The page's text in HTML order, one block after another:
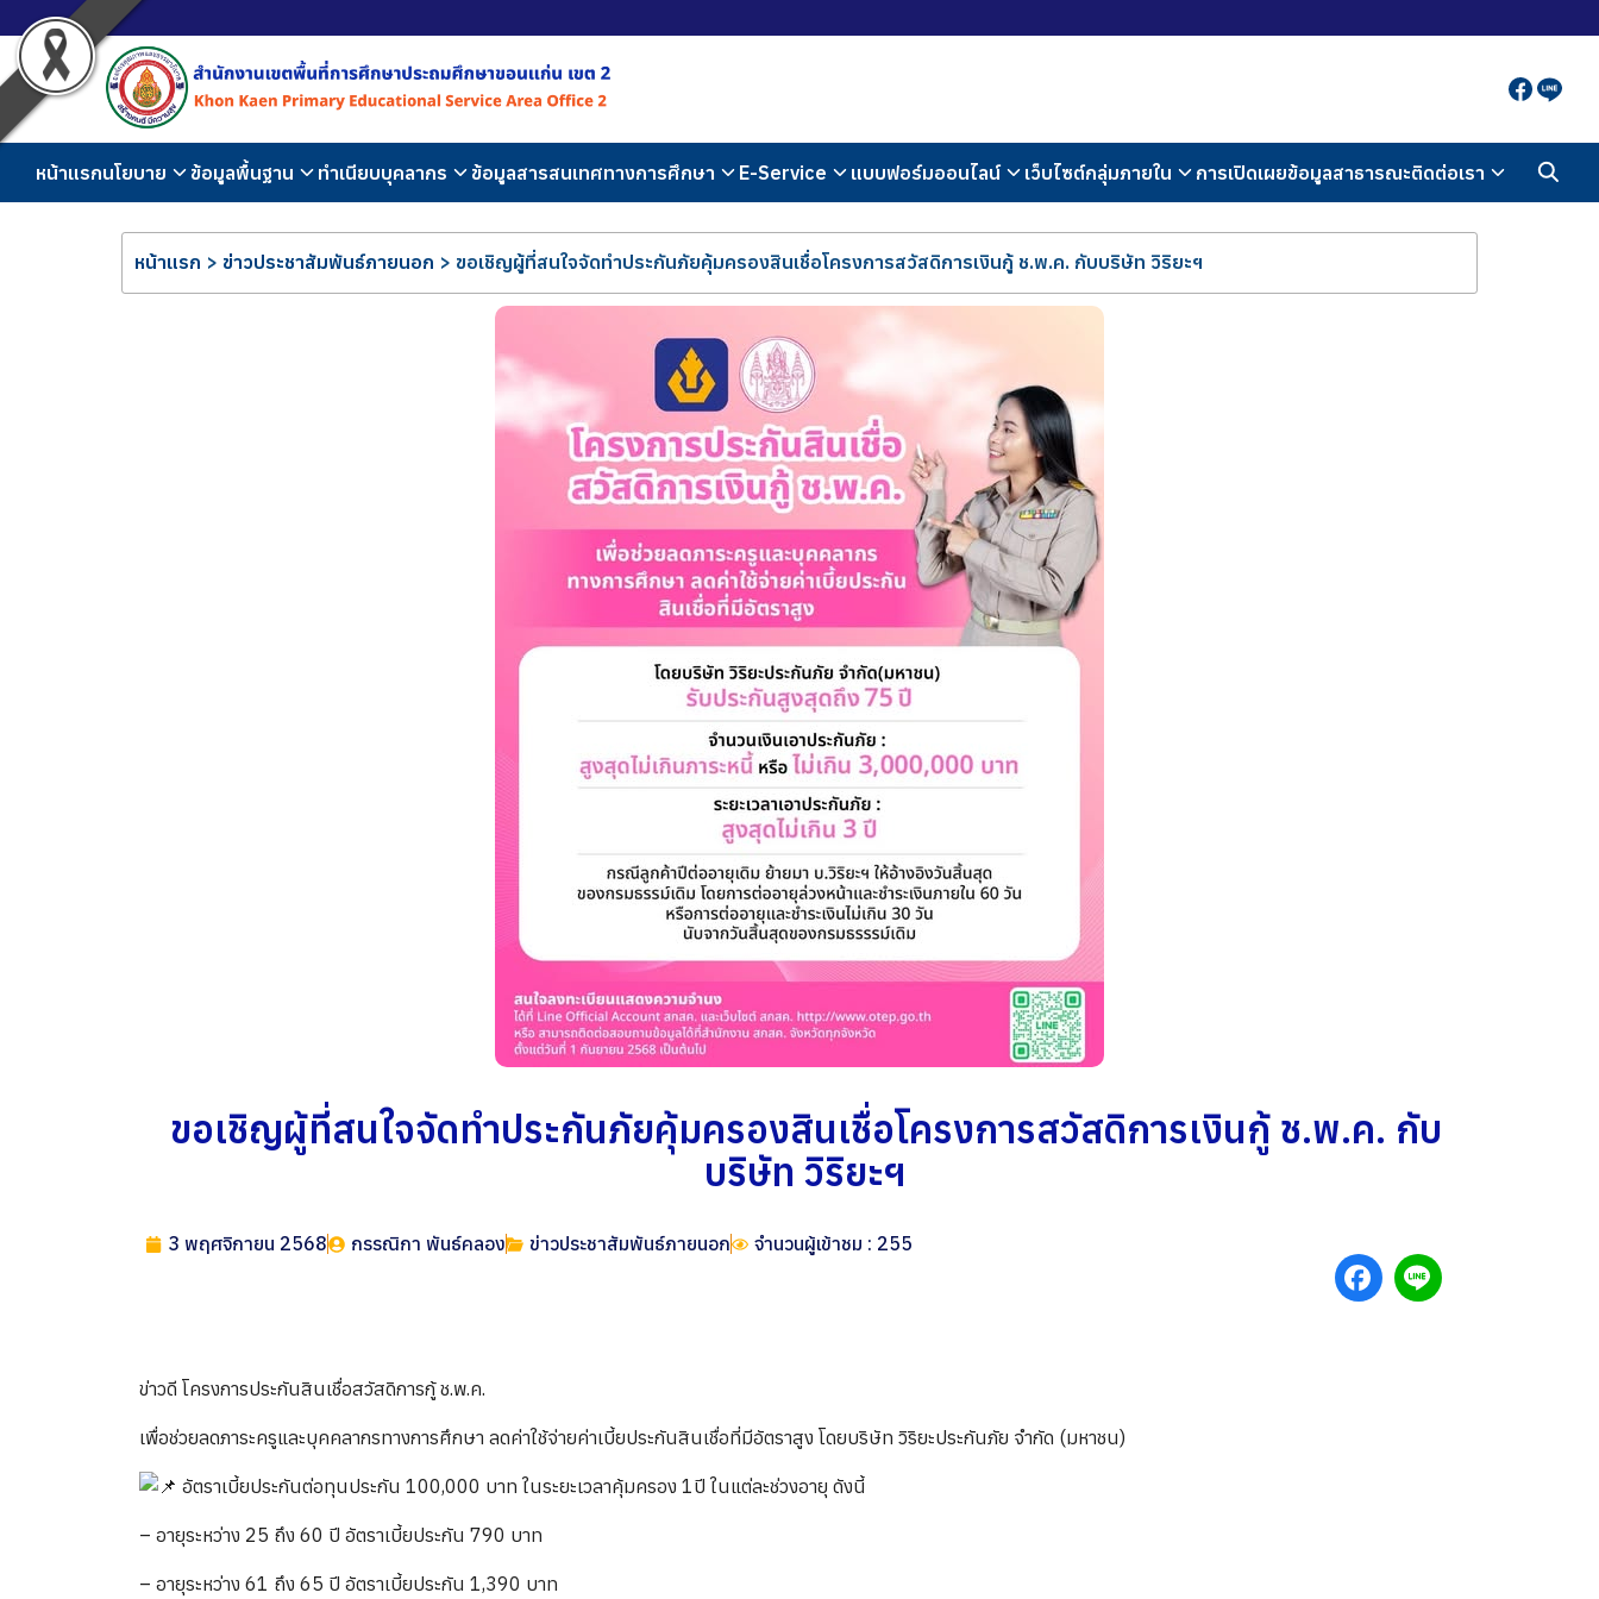
หน้าแรกนโยบาย ข้อมูลพื้นฐาน ทำเนียบบุคลากร ข้อมูลสารสนเทศทางการศึกษา E-Service แบบฟอร์มออนไลน์ เว็บไซต์กลุ่มภายใน การเปิดเผยข้อมูลสาธารณะติดต่อเรา
หน้าแรก > ข่าวประชาสัมพันธ์ภายนอก > ขอเชิญผู้ที่สนใจจัดทำประกันภัยคุ้มครองสินเชื่อโครงการสวัสดิการเงินกู้ ช.พ.ค. กับบริษัท วิริยะฯ
ขอเชิญผู้ที่สนใจจัดทำประกันภัยคุ้มครองสินเชื่อโครงการสวัสดิการเงินกู้ ช.พ.ค. กับ
บริษัท วิริยะฯ
3 พฤศจิกายน 2568 กรรณิกา พันธ์คลอง ข่าวประชาสัมพันธ์ภายนอก จำนวนผู้เข้าชม : 255
ข่าวดี โครงการประกันสินเชื่อสวัสดิการกู้ ช.พ.ค.
เพื่อช่วยลดภาระครูและบุคคลากรทางการศึกษา ลดค่าใช้จ่ายค่าเบี้ยประกันสินเชื่อที่มีอัตราสูง โดยบริษัท วิริยะประกันภัย จำกัด (มหาชน)
อัตราเบี้ยประกันต่อทุนประกัน 100,000 บาท ในระยะเวลาคุ้มครอง 1ปี ในแต่ละช่วงอายุ ดังนี้
– อายุระหว่าง 25 ถึง 60 ปี อัตราเบี้ยประกัน 790 บาท
– อายุระหว่าง 61 ถึง 65 ปี อัตราเบี้ยประกัน 1,390 บาท